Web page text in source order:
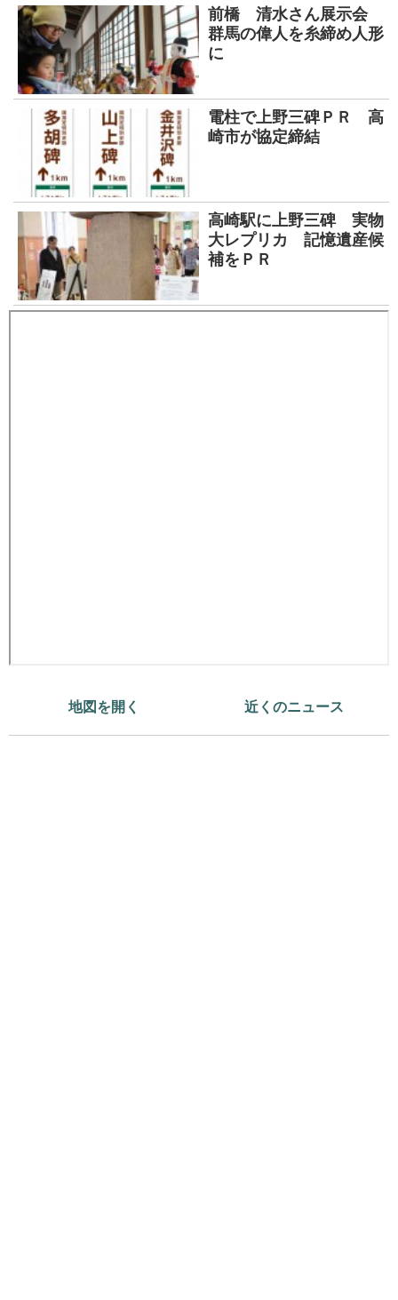
前橋 清水さん展示会
群馬の偉人を糸締め人形
に
電柱で上野三碑ＰＲ 高
崎市が協定締結
高崎駅に上野三碑 実物
大レプリカ 記憶遺産候
補をＰＲ
地図を開く 近くのニュース